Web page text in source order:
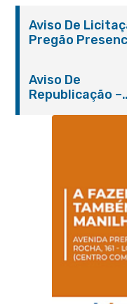
Aviso De
Pregão
Aviso De
Republicação –